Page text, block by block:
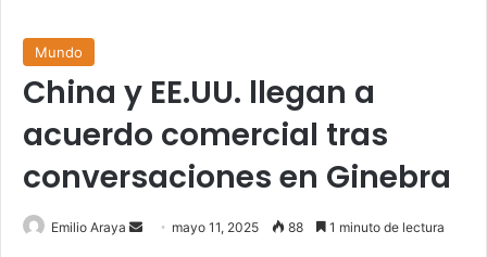
Mundo
China y EE.UU. llegan a
acuerdo comercial tras
conversaciones en Ginebra
Emilio Araya
Send mayo 11, 2025 88 1 minuto de lectura